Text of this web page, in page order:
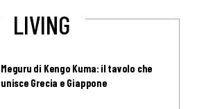
LIVING
Meguru di Kengo Kuma: il tavolo che
unisce Grecia e Giappone